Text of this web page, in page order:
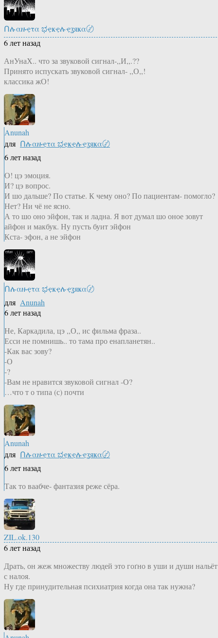
Ոሉαዙҿτα ಭҿҝҿሉҿʓяҝα〄
6 лет назад
АнУнаХ.. что за звуковой сигнал-,,И,,.??
Принято испускать звуковой сигнал- ,,О,,!
классика жО!
Anunah
для Ոሉαዙҿτα ಭҿҝҿሉҿʓяҝα〄
6 лет назад
О! цэ эмоция.
И? цэ вопрос.
И шо дальше? По статье. К чему оно? По пациентам- помогло?
Нет? Ни чё не ясно.
А то шо оно эйфон, так и ладна. Я вот думал шо оное зовут
айфон и макбук. Ну пусть буит эйфон
Кста- эфон, а не эйфон
Ոሉαዙҿτα ಭҿҝҿሉҿʓяҝα〄
для Anunah
6 лет назад
Не, Каркадила, цэ ,,О,, ис фильма фраза..
Есси не помнишь.. то тама про енапланетян..
-Как вас зову?
-О
-?
-Вам не нравится звуковой сигнал -О?
…что т о типа (с) почти
Anunah
для Ոሉαዙҿτα ಭҿҝҿሉҿʓяҝα〄
6 лет назад
Так то ваабче- фантазия реже сёра.
ZIL.ok.130
6 лет назад
Драть, он жеж множеству людей это гоґно в уши и души нальёт
с налоя.
Ну где принудительная психиатрия когда она так нужна?